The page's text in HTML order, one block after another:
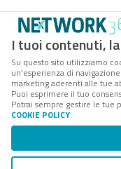
I tuoi contenuti,
Su questo sito utilizziamo
un’esperienza di
marketing aderenti alle tue
Puoi esprimere il tuo
Potrai sempre gestire le tue
COOKIE POLICY.